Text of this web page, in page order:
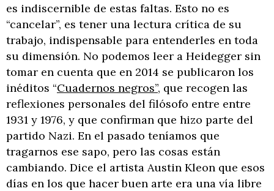
es indiscernible de estas faltas. Esto no es
“cancelar”, es tener una lectura crítica de su
trabajo, indispensable para entenderles en toda
su dimensión. No podemos leer a Heidegger sin
tomar en cuenta que en 2014 se publicaron los
inéditos “Cuadernos negros”, que recogen las
reflexiones personales del filósofo entre entre
1931 y 1976, y que confirman que hizo parte del
partido Nazi. En el pasado teníamos que
tragarnos ese sapo, pero las cosas están
cambiando. Dice el artista Austin Kleon que esos
días en los que hacer buen arte era una vía libre